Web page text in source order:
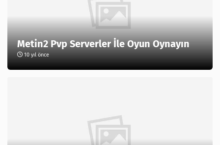
Metin2 Pvp Serverler İle Oyun Oynayın
10 yıl önce